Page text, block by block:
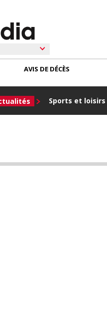
Sports et loisirs
AVIS DE DÉCÈS